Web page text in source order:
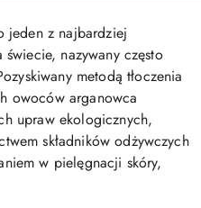
jeden z najbardziej
nazywany często
metodą tłoczenia
owoców arganowca
upraw ekologicznych,
składników odżywczych
w pielęgnacji skóry,